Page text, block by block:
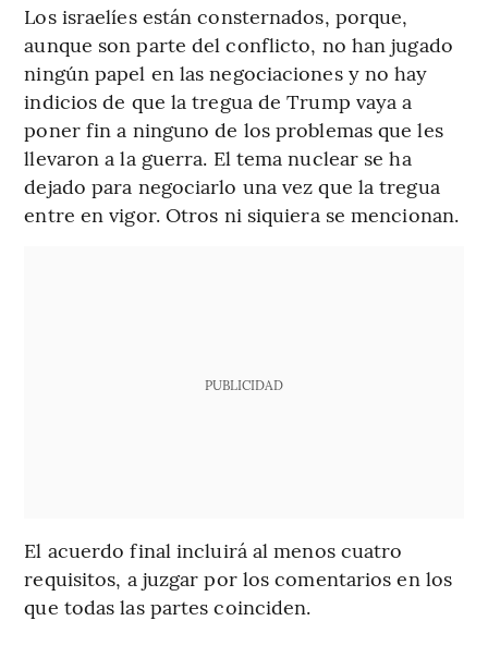
Los israelíes están consternados, porque,
aunque son parte del conflicto, no han jugado
ningún papel en las negociaciones y no hay
indicios de que la tregua de Trump vaya a
poner fin a ninguno de los problemas que les
llevaron a la guerra. El tema nuclear se ha
dejado para negociarlo una vez que la tregua
entre en vigor. Otros ni siquiera se mencionan.
PUBLICIDAD
El acuerdo final incluirá al menos cuatro
requisitos, a juzgar por los comentarios en los
que todas las partes coinciden.